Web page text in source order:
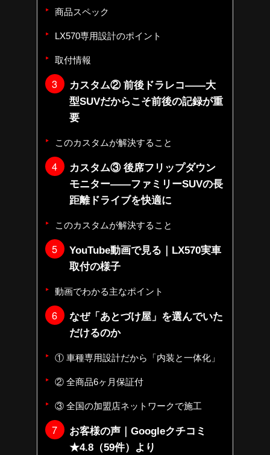
商品スペック
LX570専用設計のポイント
取付情報
カスタム② 前後ドラレコ——大
型SUVだからこそ前後の記録が重
要
このカスタムが解決すること
カスタム③ 後席フリップダウン
モニター——ファミリーSUVの長
距離ドライブを快適に
このカスタムが解決すること
YouTube動画で見る｜LX570実車
取付の様子
動画でわかる主なポイント
なぜ「あとづけ屋」を選んでいた
だけるのか
① 車種専用設計だから「内装と一体化」
② 全商品6ヶ月保証付
③ 全国の加盟店ネットワークで施工
お客様の声｜Googleクチコミ
★4.8（59件）より